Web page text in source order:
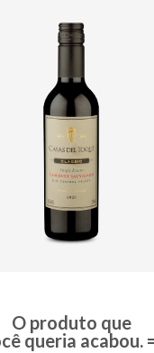
O produto que
queria acabou.